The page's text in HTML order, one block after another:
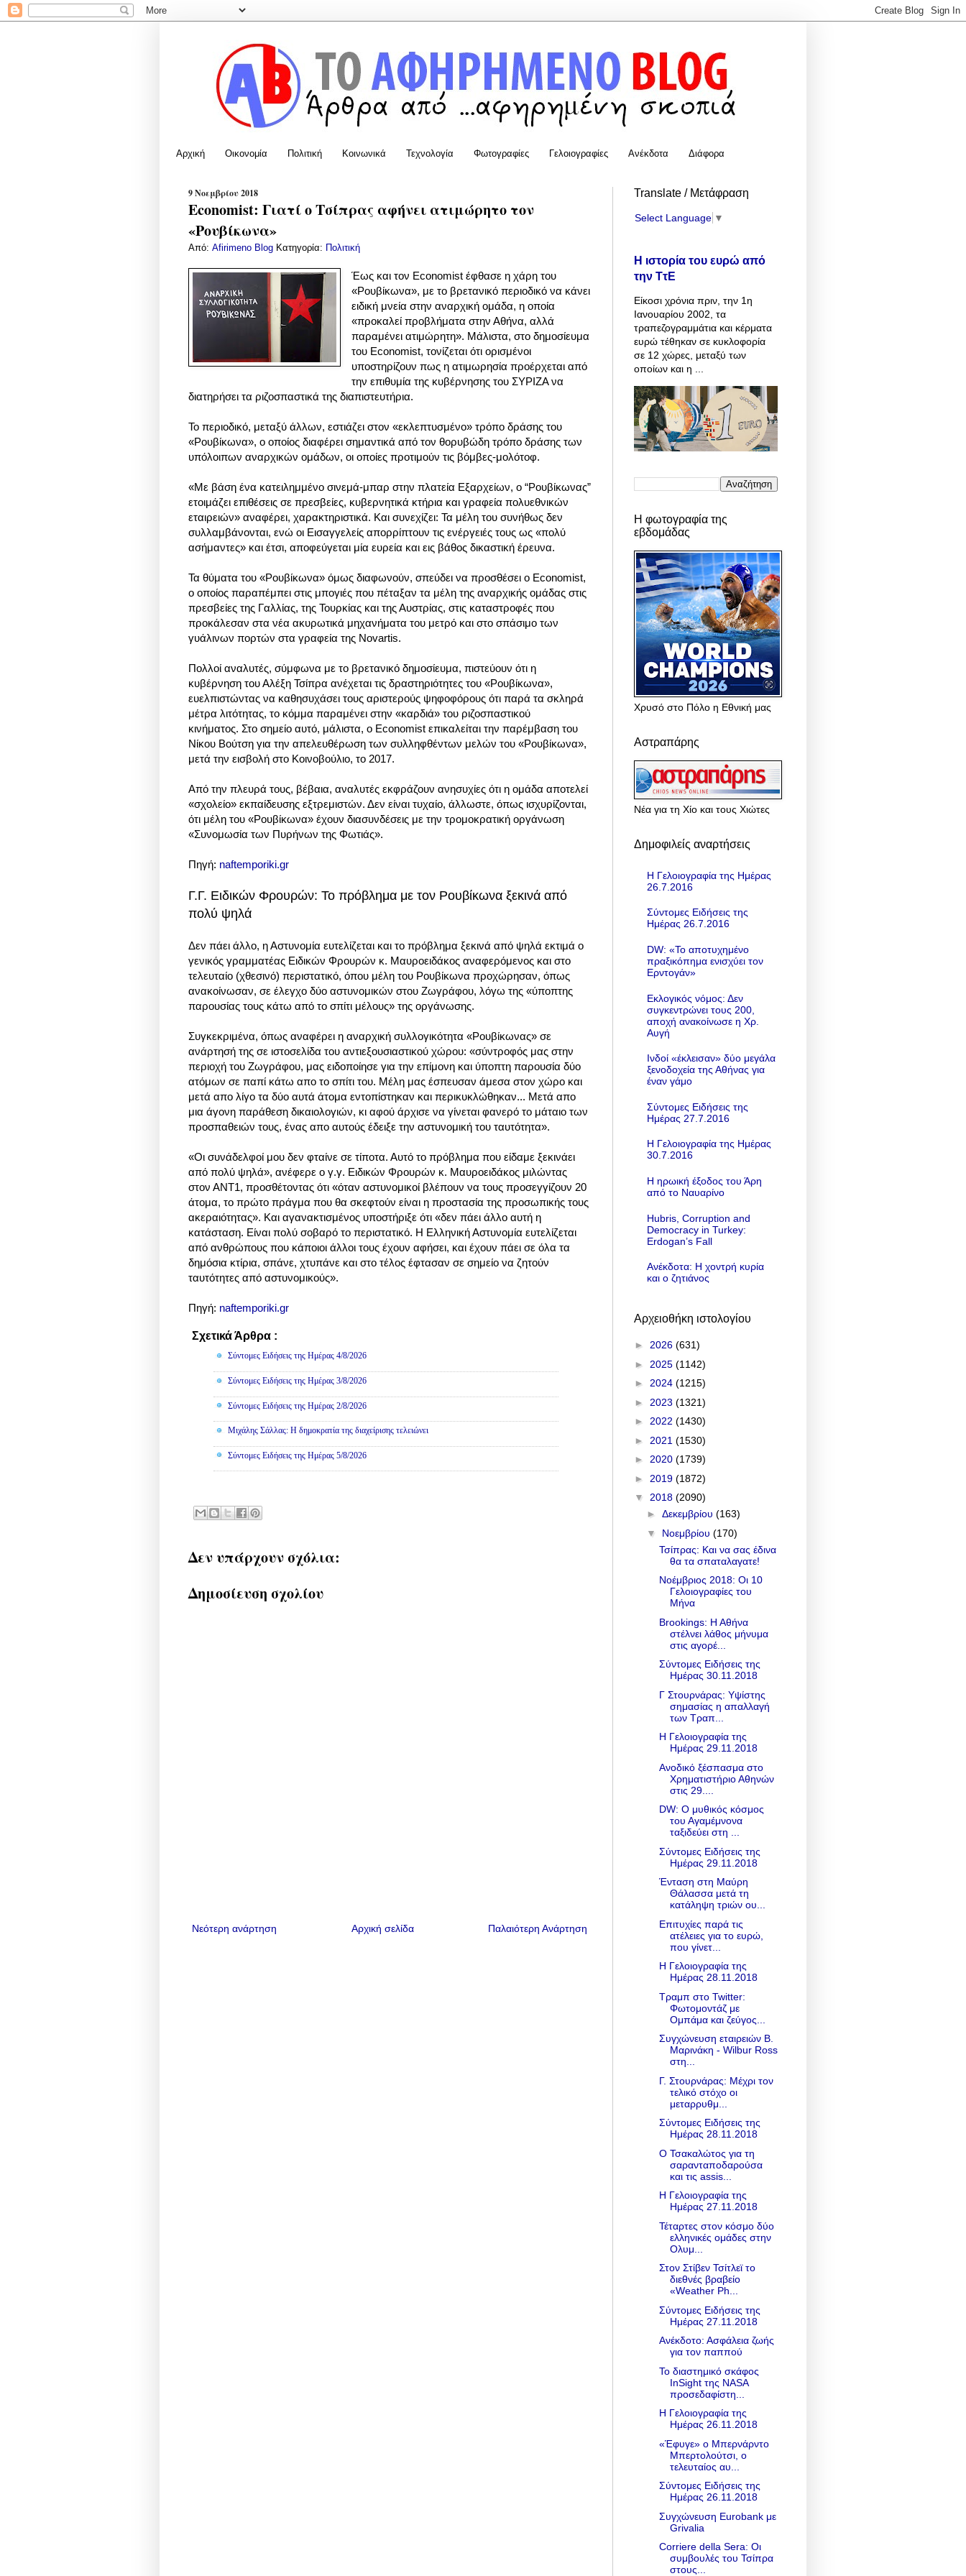
Αρχική Οικονομία Πολιτική Κοινωνικά Τεχνολογία Φωτογραφίες Γελοιογραφίες Ανέκδοτα Διάφορα
9 Νοεμβρίου 2018
Economist: Γιατί ο Τσίπρας αφήνει ατιμώρητο τον
«Ρουβίκωνα»
Από: Afirimeno Blog Κατηγορία: Πολιτική
Έως και τον Economist έφθασε η χάρη του
«Ρουβίκωνα», με το βρετανικό περιοδικό να κάνει
ειδική μνεία στην αναρχική ομάδα, η οποία
«προκαλεί προβλήματα στην Αθήνα, αλλά
παραμένει ατιμώρητη». Μάλιστα, στο δημοσίευμα
του Economist, τονίζεται ότι ορισμένοι
υποστηρίζουν πως η ατιμωρησία προέρχεται από
την επιθυμία της κυβέρνησης του ΣΥΡΙΖΑ να
διατηρήσει τα ριζοσπαστικά της διαπιστευτήρια.
Το περιοδικό, μεταξύ άλλων, εστιάζει στον «εκλεπτυσμένο» τρόπο δράσης του
«Ρουβίκωνα», ο οποίος διαφέρει σημαντικά από τον θορυβώδη τρόπο δράσης των
υπόλοιπων αναρχικών ομάδων, οι οποίες προτιμούν τις βόμβες-μολότοφ.
«Με βάση ένα κατειλημμένο σινεμά-μπαρ στην πλατεία Εξαρχείων, ο “Ρουβίκωνας”
ετοιμάζει επιθέσεις σε πρεσβείες, κυβερνητικά κτήρια και γραφεία πολυεθνικών
εταιρειών» αναφέρει, χαρακτηριστικά. Και συνεχίζει: Τα μέλη του συνήθως δεν
συλλαμβάνονται, ενώ οι Εισαγγελείς απορρίπτουν τις ενέργειές τους ως «πολύ
ασήμαντες» και έτσι, αποφεύγεται μία ευρεία και εις βάθος δικαστική έρευνα.
Τα θύματα του «Ρουβίκωνα» όμως διαφωνούν, σπεύδει να προσθέσει ο Economist,
ο οποίος παραπέμπει στις μπογιές που πέταξαν τα μέλη της αναρχικής ομάδας στις
πρεσβείες της Γαλλίας, της Τουρκίας και της Αυστρίας, στις καταστροφές που
προκάλεσαν στα νέα ακυρωτικά μηχανήματα του μετρό και στο σπάσιμο των
γυάλινων πορτών στα γραφεία της Novartis.
Πολλοί αναλυτές, σύμφωνα με το βρετανικό δημοσίευμα, πιστεύουν ότι η
κυβέρνηση του Αλέξη Τσίπρα ανέχεται τις δραστηριότητες του «Ρουβίκωνα»,
ευελπιστώντας να καθησυχάσει τους αριστερούς ψηφοφόρους ότι παρά τα σκληρά
μέτρα λιτότητας, το κόμμα παραμένει στην «καρδιά» του ριζοσπαστικού
κινήματος. Στο σημείο αυτό, μάλιστα, ο Economist επικαλείται την παρέμβαση του
Νίκου Βούτση για την απελευθέρωση των συλληφθέντων μελών του «Ρουβίκωνα»,
μετά την εισβολή στο Κοινοβούλιο, το 2017.
Από την πλευρά τους, βέβαια, αναλυτές εκφράζουν ανησυχίες ότι η ομάδα αποτελεί
«σχολείο» εκπαίδευσης εξτρεμιστών. Δεν είναι τυχαίο, άλλωστε, όπως ισχυρίζονται,
ότι μέλη του «Ρουβίκωνα» έχουν διασυνδέσεις με την τρομοκρατική οργάνωση
«Συνομωσία των Πυρήνων της Φωτιάς».
Πηγή: naftemporiki.gr
Γ.Γ. Ειδικών Φρουρών: Το πρόβλημα με τον Ρουβίκωνα ξεκινά από
πολύ ψηλά
Δεν πάει άλλο, η Αστυνομία ευτελίζεται και το πρόβλημα ξεκινά από ψηλά εκτιμά ο
γενικός γραμματέας Ειδικών Φρουρών κ. Μαυροειδάκος αναφερόμενος και στο
τελευταίο (χθεσινό) περιστατικό, όπου μέλη του Ρουβίκωνα προχώρησαν, όπως
ανακοίνωσαν, σε έλεγχο δύο αστυνομικών στου Ζωγράφου, λόγω της «ύποπτης
παρουσίας τους κάτω από το σπίτι μέλους» της οργάνωσης.
Συγκεκριμένα, όπως αναφέρει η αναρχική συλλογικότητα «Ρουβίκωνας» σε
ανάρτησή της σε ιστοσελίδα του αντιεξουσιαστικού χώρου: «σύντροφός μας στην
περιοχή του Ζωγράφου, μας ειδοποίησε για την επίμονη και ύποπτη παρουσία δύο
ατόμων σε παπί κάτω απο το σπίτι του. Μέλη μας έσπευσαν άμεσα στον χώρο και
μετά απο λίγο τα δύο αυτά άτομα εντοπίστηκαν και περικυκλώθηκαν... Μετά απο
μια άγονη παράθεση δικαιολογιών, κι αφού άρχισε να γίνεται φανερό το μάταιο των
προσπαθειών τους, ένας απο αυτούς έδειξε την αστυνομική του ταυτότητα».
«Οι συνάδελφοί μου δεν φταίνε σε τίποτα. Αυτό το πρόβλημα που είδαμε ξεκινάει
από πολύ ψηλά», ανέφερε ο γ.γ. Ειδικών Φρουρών κ. Μαυροειδάκος μιλώντας
στον ΑΝΤ1, προσθέτοντας ότι «όταν αστυνομικοί βλέπουν να τους προσεγγίζουν 20
άτομα, το πρώτο πράγμα που θα σκεφτούν είναι η προστασία της προσωπικής τους
ακεραιότητας». Και αγανακτισμένος υποστήριξε ότι «δεν πάει άλλο αυτή η
κατάσταση. Είναι πολύ σοβαρό το περιστατικό. Η Ελληνική Αστυνομία ευτελίζεται
από ανθρώπους που κάποιοι άλλοι τους έχουν αφήσει, και έχουν πάει σε όλα τα
δημόσια κτίρια, σπάνε, χτυπάνε και στο τέλος έφτασαν σε σημείο να ζητούν
ταυτότητες από αστυνομικούς».
Πηγή: naftemporiki.gr
Σχετικά Άρθρα :
Σύντομες Ειδήσεις της Ημέρας 4/8/2026
Σύντομες Ειδήσεις της Ημέρας 3/8/2026
Σύντομες Ειδήσεις της Ημέρας 2/8/2026
Μιχάλης Σάλλας: Η δημοκρατία της διαχείρισης τελειώνει
Σύντομες Ειδήσεις της Ημέρας 5/8/2026
Δεν υπάρχουν σχόλια:
Δημοσίευση σχολίου
Νεότερη ανάρτηση Παλαιότερη Ανάρτηση
Αρχική σελίδα
Translate / Μετάφραση
Select Language ▼
Η ιστορία του ευρώ από
την ΤτΕ
Είκοσι χρόνια πριν, την 1η
Ιανουαρίου 2002, τα
τραπεζογραμμάτια και κέρματα
ευρώ τέθηκαν σε κυκλοφορία
σε 12 χώρες, μεταξύ των
οποίων και η ...
Η φωτογραφία της
εβδομάδας
Χρυσό στο Πόλο η Εθνική μας
Αστραπάρης
Νέα για τη Χίο και τους Χιώτες
Δημοφιλείς αναρτήσεις
Η Γελοιογραφία της Ημέρας
26.7.2016
Σύντομες Ειδήσεις της
Ημέρας 26.7.2016
DW: «To αποτυχημένο
πραξικόπημα ενισχύει τον
Ερντογάν»
Εκλογικός νόμος: Δεν
συγκεντρώνει τους 200,
αποχή ανακοίνωσε η Χρ.
Αυγή
Ινδοί «έκλεισαν» δύο μεγάλα
ξενοδοχεία της Αθήνας για
έναν γάμο
Σύντομες Ειδήσεις της
Ημέρας 27.7.2016
Η Γελοιογραφία της Ημέρας
30.7.2016
Η ηρωική έξοδος του Άρη
από το Ναυαρίνο
Hubris, Corruption and
Democracy in Turkey:
Erdogan’s Fall
Ανέκδοτα: Η χοντρή κυρία
και ο ζητιάνος
Αρχειοθήκη ιστολογίου
► 2026 (631)
► 2025 (1142)
► 2024 (1215)
► 2023 (1321)
► 2022 (1430)
► 2021 (1530)
► 2020 (1739)
► 2019 (1872)
▼ 2018 (2090)
► Δεκεμβρίου (163)
▼ Νοεμβρίου (170)
Τσίπρας: Και να σας έδινα
θα τα σπαταλαγατε!
Νοέμβριος 2018: Οι 10
Γελοιογραφίες του
Μήνα
Brookings: Η Αθήνα
στέλνει λάθος μήνυμα
στις αγορέ...
Σύντομες Ειδήσεις της
Ημέρας 30.11.2018
Γ Στουρνάρας: Υψίστης
σημασίας η απαλλαγή
των Τραπ...
Η Γελοιογραφία της
Ημέρας 29.11.2018
Ανοδικό ξέσπασμα στο
Χρηματιστήριο Αθηνών
στις 29....
DW: O μυθικός κόσμος
του Αγαμέμνονα
ταξιδεύει στη ...
Σύντομες Ειδήσεις της
Ημέρας 29.11.2018
Ένταση στη Μαύρη
Θάλασσα μετά τη
κατάληψη τριών ου...
Επιτυχίες παρά τις
ατέλειες για το ευρώ,
που γίνετ...
Η Γελοιογραφία της
Ημέρας 28.11.2018
Τραμπ στο Twitter:
Φωτομοντάζ με
Ομπάμα και ζεύγος...
Συγχώνευση εταιρειών Β.
Μαρινάκη - Wilbur Ross
στη...
Γ. Στουρνάρας: Μέχρι τον
τελικό στόχο οι
μεταρρυθμ...
Σύντομες Ειδήσεις της
Ημέρας 28.11.2018
Ο Τσακαλώτος για τη
σαρανταποδαρούσα
και τις assis...
Η Γελοιογραφία της
Ημέρας 27.11.2018
Τέταρτες στον κόσμο δύο
ελληνικές ομάδες στην
Ολυμ...
Στον Στίβεν Τσίτλεϊ το
διεθνές βραβείο
«Weather Ph...
Σύντομες Ειδήσεις της
Ημέρας 27.11.2018
Ανέκδοτο: Ασφάλεια ζωής
για τον παππού
Το διαστημικό σκάφος
InSight της NASA
προσεδαφίστη...
Η Γελοιογραφία της
Ημέρας 26.11.2018
«Έφυγε» ο Μπερνάρντο
Μπερτολούτσι, ο
τελευταίος αυ...
Σύντομες Ειδήσεις της
Ημέρας 26.11.2018
Συγχώνευση Eurobank με
Grivalia
Corriere della Sera: Οι
συμβουλές του Τσίπρα
στους...